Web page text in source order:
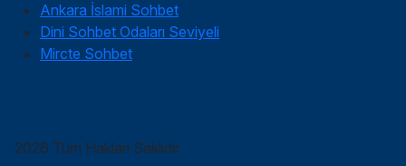
Ankara İslami Sohbet
Dini Sohbet Odaları Seviyeli
Mircte Sohbet
2026 Tüm Hakları Saklıdır